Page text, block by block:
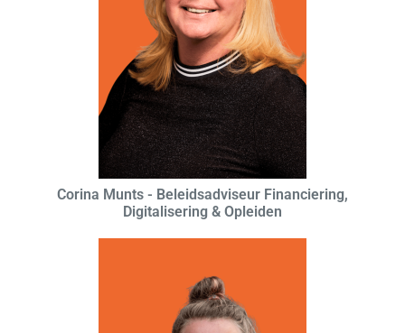
Corina Munts - Beleidsadviseur Financiering,
Digitalisering & Opleiden